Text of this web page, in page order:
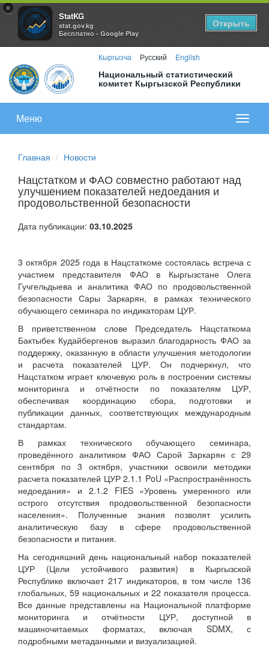
×
StatKG
stat.gov.kg
Бесплатно - Google Play
Открыть
Кыргызча Русский English
Национальный статистический
комитет Кыргызской Республики
меню
Меню
Главная Новости
Нацстатком и ФАО совместно работают над
улучшением показателей недоедания и
продовольственной безопасности
Дата публикации: 03.10.2025
3 октября 2025 года в Нацстаткоме состоялась встреча с
участием представителя ФАО в Кыргызстане Олега
Гучгельдыева и аналитика ФАО по продовольственной
безопасности Сары Заркарян, в рамках технического
обучающего семинара по индикаторам ЦУР.
В приветственном слове Председатель Нацстаткома
Бактыбек Кудайбергенов выразил благодарность ФАО за
поддержку, оказанную в области улучшения методологии
и расчета показателей ЦУР. Он подчеркнул, что
Нацстатком играет ключевую роль в построении системы
мониторинга и отчётности по показателям ЦУР,
обеспечивая координацию сбора, подготовки и
публикации данных, соответствующих международным
стандартам.
В рамках технического обучающего семинара,
проведённого аналитиком ФАО Сарой Заркарян с 29
сентября по 3 октября, участники освоили методики
расчета показателей ЦУР 2.1.1 PoU «Распространённость
недоедания» и 2.1.2 FIES «Уровень умеренного или
острого отсутствия продовольственной безопасности
населения». Полученные знания позволят усилить
аналитическую базу в сфере продовольственной
безопасности и питания.
На сегодняшний день национальный набор показателей
ЦУР (Цели устойчивого развития) в Кыргызской
Республике включает 217 индикаторов, в том числе 136
глобальных, 59 национальных и 22 показателя процесса.
Все данные представлены на Национальной платформе
мониторинга и отчётности ЦУР, доступной в
машиночитаемых форматах, включая SDMX, с
подробными метаданными и визуализацией.